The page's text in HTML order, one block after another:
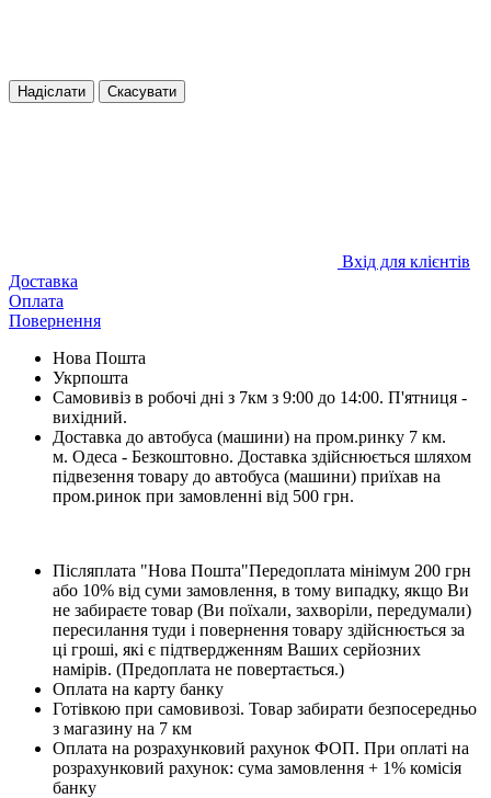
Надіслати Скасувати
Вхід для клієнтів
Доставка
Оплата
Повернення
Нова Пошта
Укрпошта
Самовивіз в робочі дні з 7км з 9:00 до 14:00. П'ятниця -
вихідний.
Доставка до автобуса (машини) на пром.ринку 7 км.
м. Одеса - Безкоштовно. Доставка здійснюється шляхом
підвезення товару до автобуса (машини) приїхав на
пром.ринок при замовленні від 500 грн.
Післяплата "Нова Пошта"Передоплата мінімум 200 грн
або 10% від суми замовлення, в тому випадку, якщо Ви
не забираєте товар (Ви поїхали, захворіли, передумали)
пересилання туди і повернення товару здійснюється за
ці гроші, які є підтвердженням Ваших серйозних
намірів. (Предоплата не повертається.)
Оплата на карту банку
Готівкою при самовивозі. Товар забирати безпосередньо
з магазину на 7 км
Оплата на розрахунковий рахунок ФОП. При оплаті на
розрахунковий рахунок: сума замовлення + 1% комісія
банку